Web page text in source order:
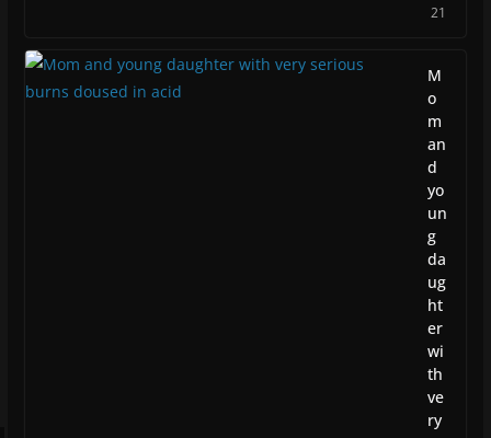
21
M
o
m
an
d
yo
un
g
da
ug
ht
er
wi
th
ve
ry